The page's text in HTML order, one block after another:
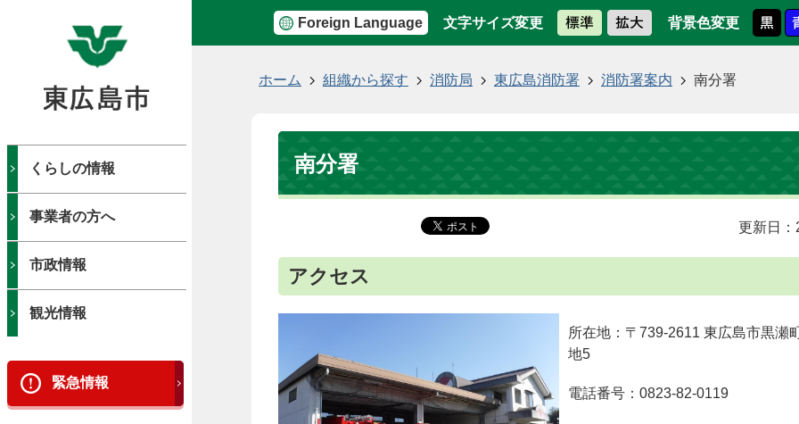
Foreign Language 文字サイズ変更 背景色変更
くらしの情報
事業者の方へ
市政情報
観光情報
緊急情報
ホーム 組織から探す 消防局 東広島消防署 消防署案内 南分署
南分署
更新日
アクセス
所在地：〒739-2611 東広島市黒瀬
地5
電話番号：0823-82-0119